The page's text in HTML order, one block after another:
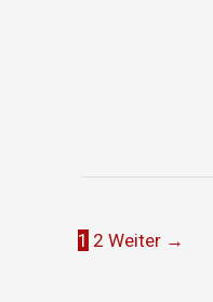
1 2 Weiter →